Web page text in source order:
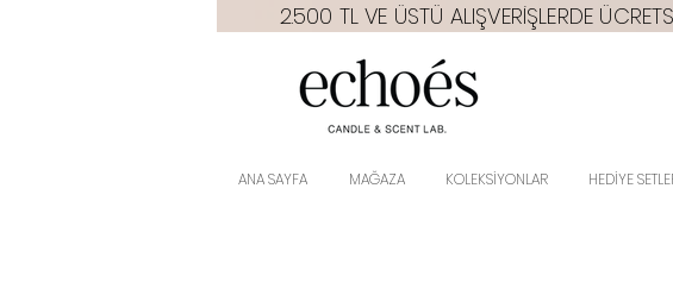
2.500 TL VE ÜSTÜ ALIŞVERİŞLERDE
ANA SAYFA MAĞAZA KOLEKSİYONLAR HEDİYE